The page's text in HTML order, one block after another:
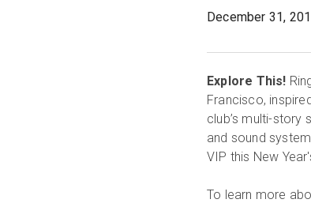
December 31,
Explore This!
Francisco,
club’s multi-story
and sound
VIP this New
To learn more